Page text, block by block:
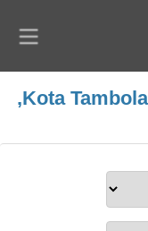
היכרויות מקוונות בחינם Kota Tambolaka,